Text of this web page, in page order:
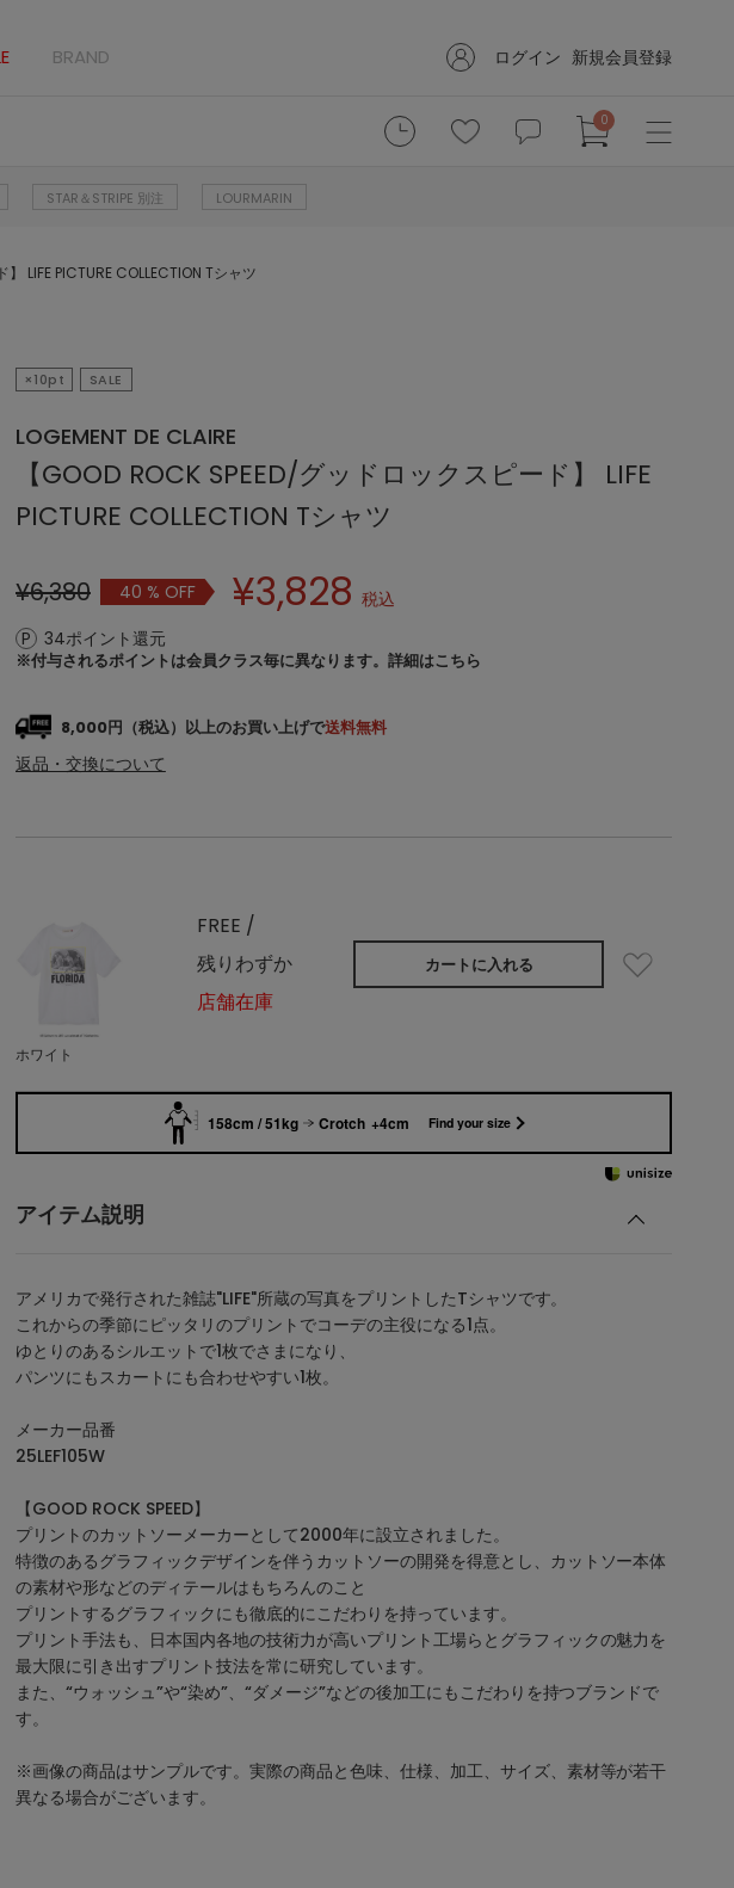
BRAND ログイン 新規会員登録
0
STAR＆STRIPE 別注 LOURMARIN
LIFE PICTURE COLLECTION Tシャツ
×10pt SALE
LOGEMENT DE CLAIRE
【GOOD ROCK SPEED/グッドロックスピード】 LIFE
PICTURE COLLECTION Tシャツ
¥6,380 40 % OFF ¥3,828 税込
34ポイント還元
※付与されるポイントは会員クラス毎に異なります。 詳細はこちら
8,000円（税込）以上のお買い上げで送料無料
返品・交換について
ホワイト
FREE /
残りわずか
店舗在庫
カートに入れる
158cm / 51kg Crotch +4cm Find your size
アイテム説明
アメリカで発行された雑誌"LIFE"所蔵の写真をプリントしたTシャツです。
これからの季節にピッタリのプリントでコーデの主役になる1点。
ゆとりのあるシルエットで1枚でさまになり、
パンツにもスカートにも合わせやすい1枚。
メーカー品番
25LEF105W
【GOOD ROCK SPEED】
プリントのカットソーメーカーとして2000年に設立されました。
特徴のあるグラフィックデザインを伴うカットソーの開発を得意とし、カットソー本体
の素材や形などのディテールはもちろんのこと
プリントするグラフィックにも徹底的にこだわりを持っています。
プリント手法も、日本国内各地の技術力が高いプリント工場らとグラフィックの魅力を
最大限に引き出すプリント技法を常に研究しています。
また、“ウォッシュ”や“染め”、“ダメージ”などの後加工にもこだわりを持つブランドで
す。
※画像の商品はサンプルです。実際の商品と色味、仕様、加工、サイズ、素材等が若干
異なる場合がございます。